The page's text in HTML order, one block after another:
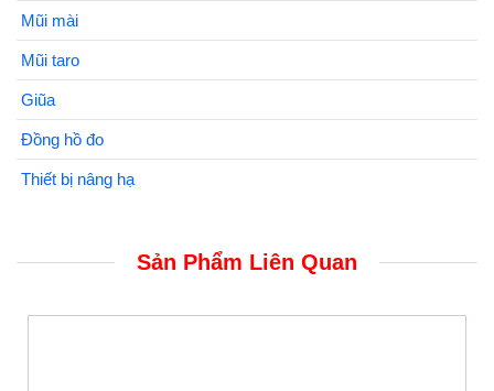
Mũi mài
Mũi taro
Giũa
Đồng hồ đo
Thiết bị nâng hạ
Sản Phẩm Liên Quan